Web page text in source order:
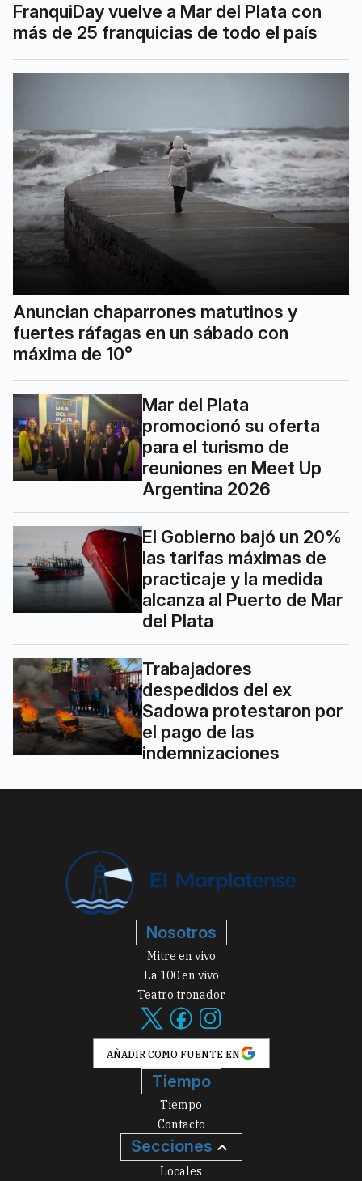
FranquiDay vuelve a Mar del Plata con
más de 25 franquicias de todo el país
Anuncian chaparrones matutinos y
fuertes ráfagas en un sábado con
máxima de 10°
Mar del Plata
promocionó su oferta
para el turismo de
reuniones en Meet Up
Argentina 2026
El Gobierno bajó un 20%
las tarifas máximas de
practicaje y la medida
alcanza al Puerto de Mar
del Plata
Trabajadores
despedidos del ex
Sadowa protestaron por
el pago de las
indemnizaciones
Nosotros
Mitre en vivo
La 100 en vivo
Teatro tronador
AÑADIR COMO FUENTE EN
Tiempo
Tiempo
Contacto
Secciones
Locales